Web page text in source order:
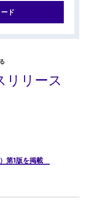
ド
リリース
第1版を掲載